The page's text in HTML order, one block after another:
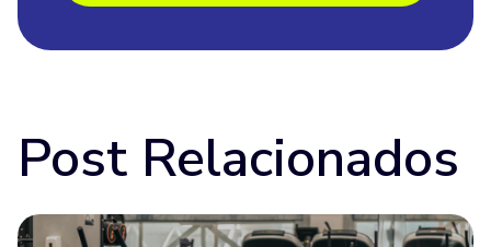
Post Relacionados